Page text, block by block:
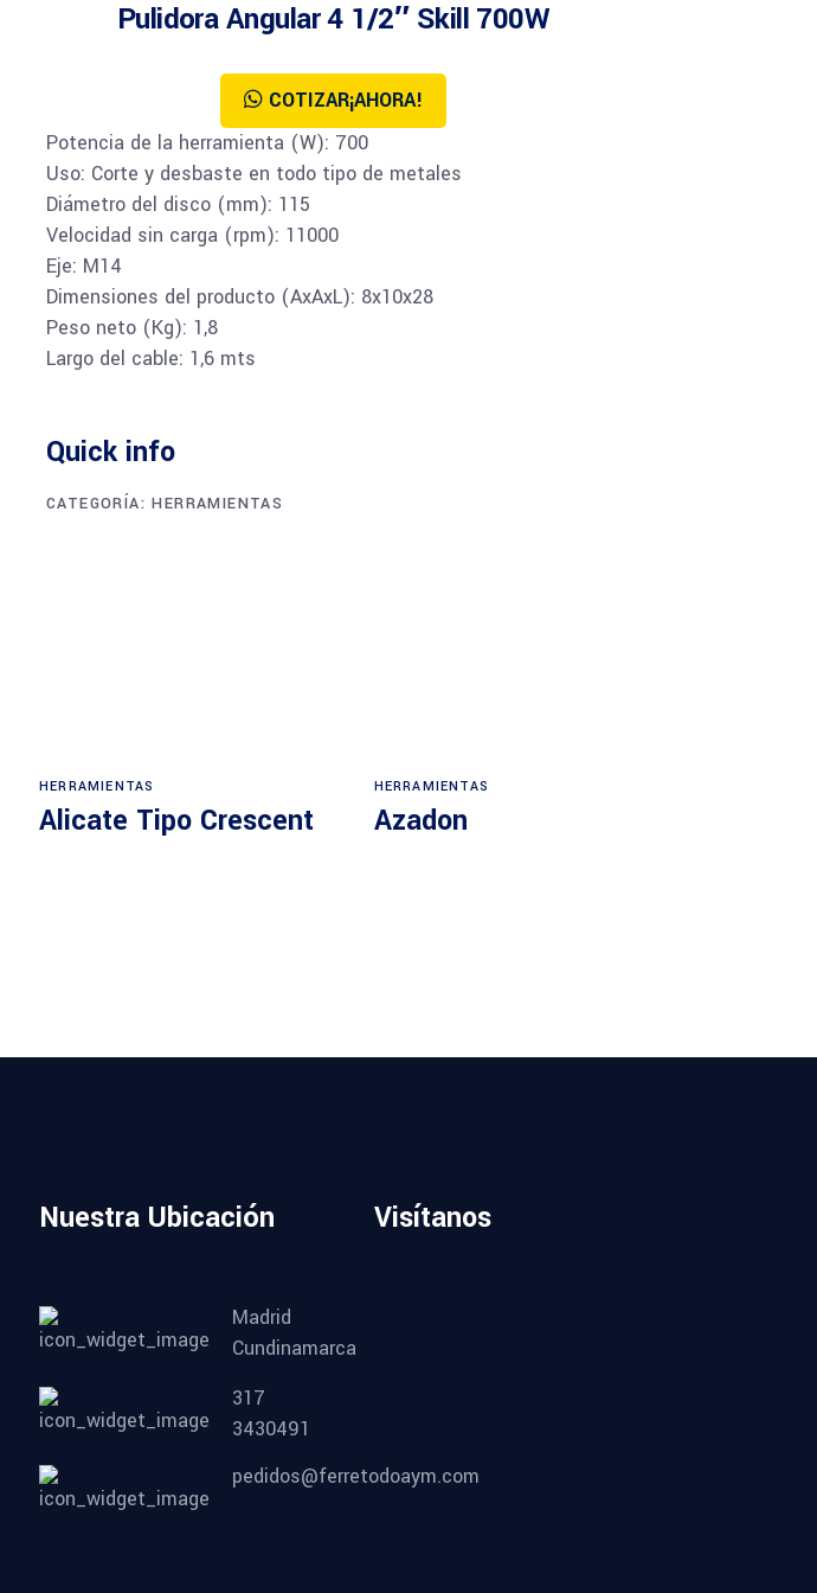
Pulidora Angular 4 1/2″ Skill 700W
COTIZAR¡AHORA!
Potencia de la herramienta (W): 700
Uso: Corte y desbaste en todo tipo de metales
Diámetro del disco (mm): 115
Velocidad sin carga (rpm): 11000
Eje: M14
Dimensiones del producto (AxAxL): 8x10x28
Peso neto (Kg): 1,8
Largo del cable: 1,6 mts
Quick info
CATEGORÍA:HERRAMIENTAS
HERRAMIENTAS
Alicate Tipo Crescent
HERRAMIENTAS
Azadon
Nuestra Ubicación
Madrid
Cundinamarca
317
3430491
pedidos@ferretodoaym.com
Visítanos